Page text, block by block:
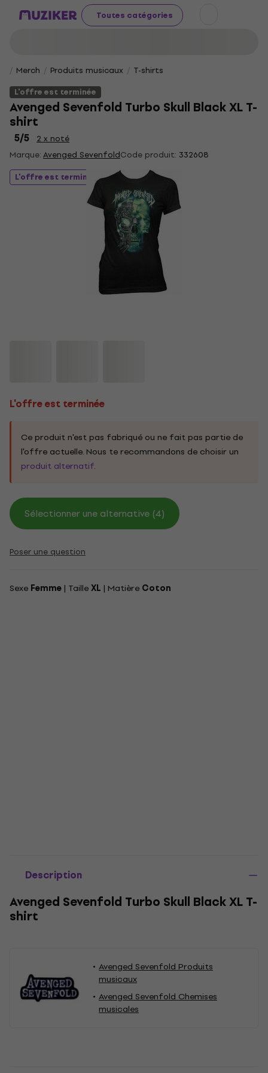
Toutes catégories
Merch Produits musicaux
T-shirts
L'offre est terminée
Avenged Sevenfold Turbo Skull Black XL T-
shirt
5/5
2 x noté
Marque:Avenged SevenfoldCode produit: 332608
L'offre est terminée
L'offre est terminée
Ce produit n'est pas fabriqué ou ne fait pas partie de
l'offre actuelle. Nous te recommandons de choisir un
produit alternatif.
Sélectionner une alternative (4)
Poser une question
Sexe Femme | TailleXL | Matière Coton
Description
Avenged Sevenfold Turbo Skull Black XL T-
shirt
Avenged Sevenfold Produits
musicaux
Avenged Sevenfold Chemises
musicales